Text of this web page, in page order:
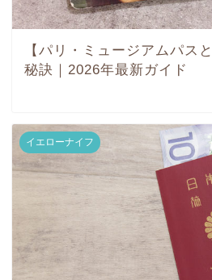
【パリ・ミュージアムパス
秘訣｜2026年最新ガイド
イエローナイフ